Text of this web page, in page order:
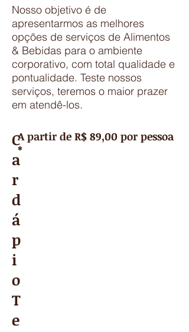
Nosso objetivo é de
apresentarmos as melhores
opções de serviços de Alimentos
& Bebidas para o ambiente
corporativo, com total qualidade e
pontualidade. Teste nossos
serviços, teremos o maior prazer
em atendê-los.
C
a
r
d
á
p
i
o
T
e
A partir de R$ 89,00 por pessoa
*